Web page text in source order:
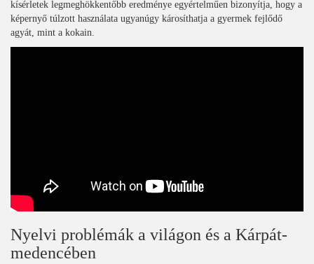
kísérletek legmeghökkentőbb eredménye egyértelműen bizonyítja, hogy a
képernyő túlzott használata ugyanúgy károsíthatja a gyermek fejlődő
agyát, mint a kokain.
Nyelvi problémák a világon és a Kárpát-
medencében